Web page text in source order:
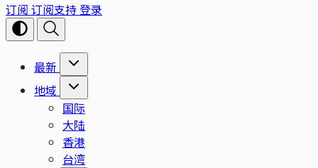
订阅 订阅支持登录
最新
地域
国际
大陆
香港
台湾